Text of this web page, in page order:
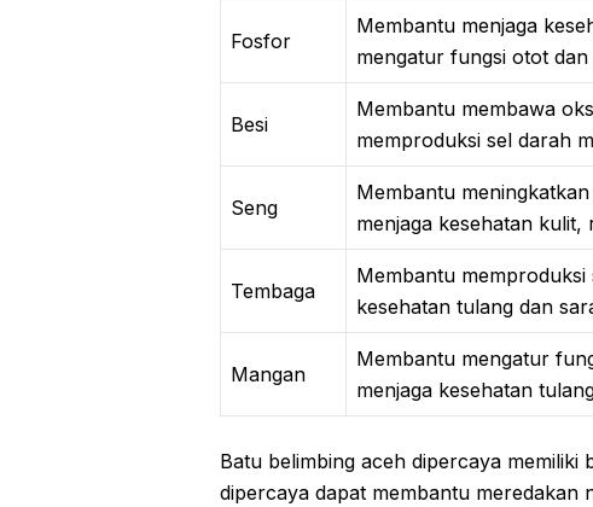
Fosfor
Membantu menjaga
mengatur fungsi otot dan
Besi
Membantu membawa
memproduksi sel darah
Seng
Membantu
menjaga kesehatan
Tembaga
Membantu
kesehatan tulang dan
Mangan
Membantu mengatur
menjaga kesehatan
Batu belimbing aceh dipercaya memiliki
dipercaya dapat membantu meredakan